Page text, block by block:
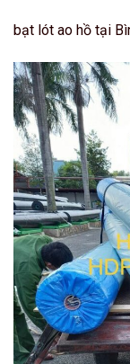
bạt lót ao hồ tại